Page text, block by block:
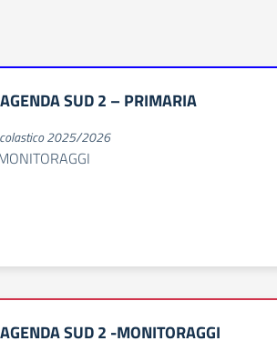
SUD 2 – PRIMARIA
2025/2026
SUD 2 -MONITORAGGI